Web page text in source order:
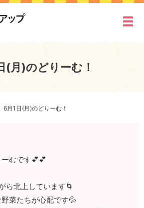
メ
(月)のどりーむ！
6月1日(月)のどりーむ！
むです💕💕
ら北上しています🌀
菜たちが心配です💦